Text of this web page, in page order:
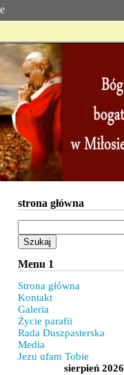
strona główna
Szukaj:
Menu 1
Strona główna
Kontakt
Galeria
Życie parafii
Rada Duszpasterska
Media
Jezu ufam Tobie
sierpień 2026